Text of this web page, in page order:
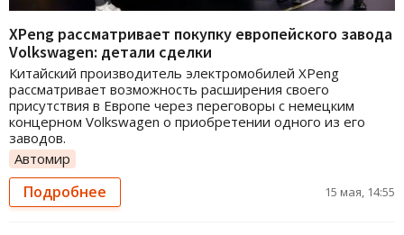
XPeng рассматривает покупку европейского завода
Volkswagen: детали сделки
Китайский производитель электромобилей XPeng
рассматривает возможность расширения своего
присутствия в Европе через переговоры с немецким
концерном Volkswagen о приобретении одного из его
заводов.
Автомир
Подробнее 15 мая, 14:55